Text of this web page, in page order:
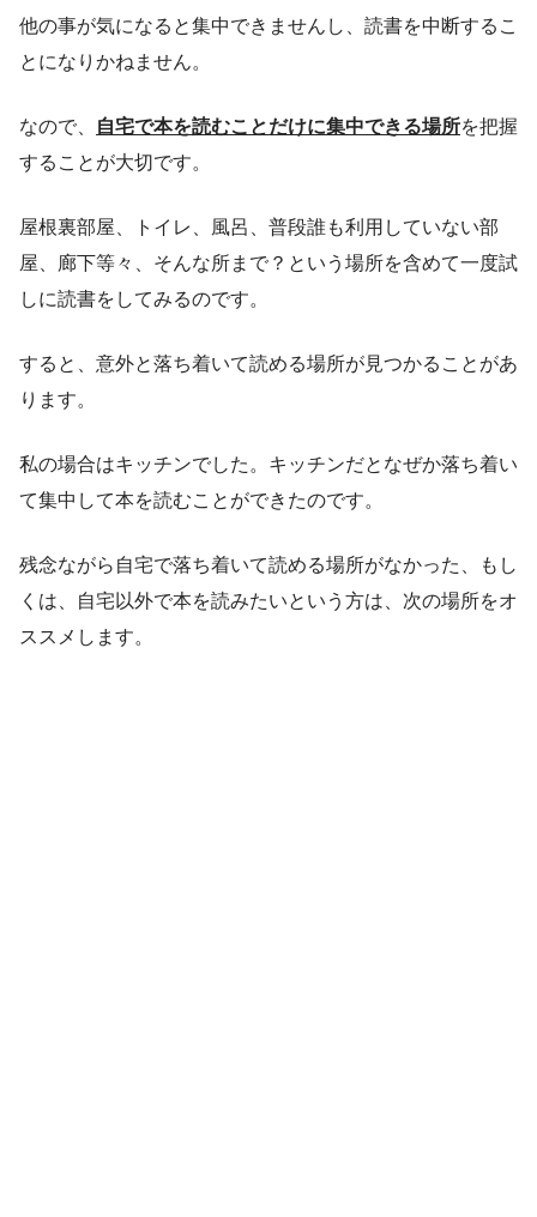
他の事が気になると集中できませんし、読書を中断するこ
とになりかねません。
なので、 自宅で本を読むことだけに集中できる場所を把握
することが大切です。
屋根裏部屋、トイレ、風呂、普段誰も利用していない部
屋、廊下等々、そんな所まで？という場所を含めて一度試
しに読書をしてみるのです。
すると、意外と落ち着いて読める場所が見つかることがあ
ります。
私の場合はキッチンでした。キッチンだとなぜか落ち着い
て集中して本を読むことができたのです。
残念ながら自宅で落ち着いて読める場所がなかった、もし
くは、自宅以外で本を読みたいという方は、次の場所をオ
ススメします。